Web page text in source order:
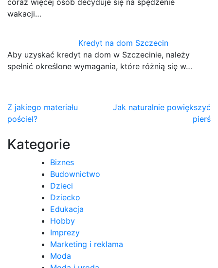
coraz więcej osób decyduje się na spędzenie
wakacji…
Kredyt na dom Szczecin
Aby uzyskać kredyt na dom w Szczecinie, należy
spełnić określone wymagania, które różnią się w…
Nawigacja
wpisu
Z jakiego materiału
pościel?
Jak naturalnie powiększyć
pierś
Kategorie
Biznes
Budownictwo
Dzieci
Dziecko
Edukacja
Hobby
Imprezy
Marketing i reklama
Moda